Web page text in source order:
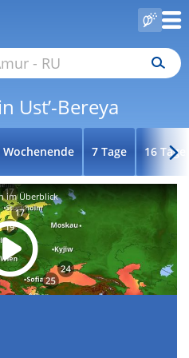
Ust’-Bereya
Wochenende 7 Tage 16 Tage
im Überblick